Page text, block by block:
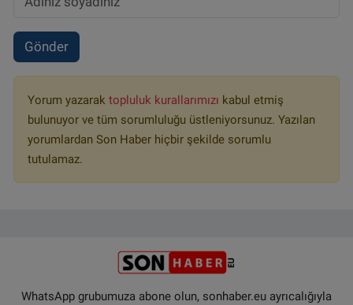
Gönder
Yorum yazarak topluluk kurallarımızı kabul etmiş
bulunuyor ve tüm sorumluluğu üstleniyorsunuz. Yazılan
yorumlardan Son Haber hiçbir şekilde sorumlu
tutulamaz.
WhatsApp grubumuza abone olun, sonhaber.eu ayrıcalığıyla